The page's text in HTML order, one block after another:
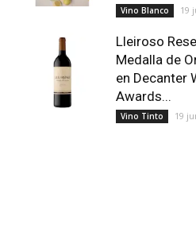
Vino Blanco 19
Lleiroso
Medalla de
en Decanter
Awards...
Vino Tinto 19